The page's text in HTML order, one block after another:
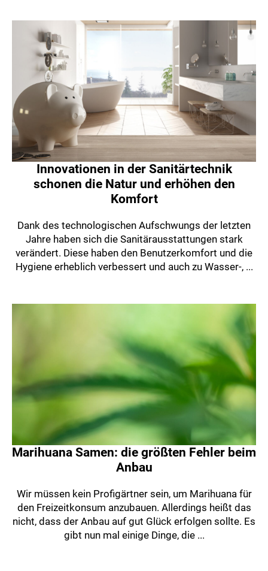
Innovationen in der Sanitärtechnik
schonen die Natur und erhöhen den
Komfort
Dank des technologischen Aufschwungs der letzten
Jahre haben sich die Sanitärausstattungen stark
verändert. Diese haben den Benutzerkomfort und die
Hygiene erheblich verbessert und auch zu Wasser-, ...
Marihuana Samen: die größten Fehler beim
Anbau
Wir müssen kein Profigärtner sein, um Marihuana für
den Freizeitkonsum anzubauen. Allerdings heißt das
nicht, dass der Anbau auf gut Glück erfolgen sollte. Es
gibt nun mal einige Dinge, die ...